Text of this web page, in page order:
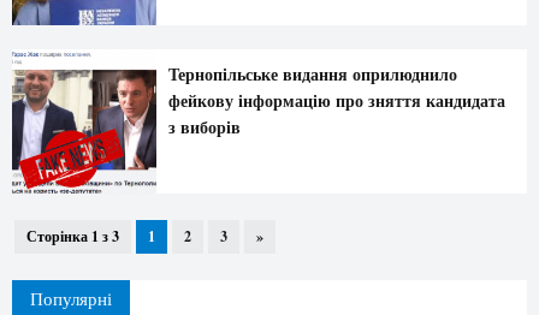
Тернопільське видання оприлюднило
фейкову інформацію про зняття кандидата
з виборів
Сторінка 1 з 3 1 2 3 »
Популярні